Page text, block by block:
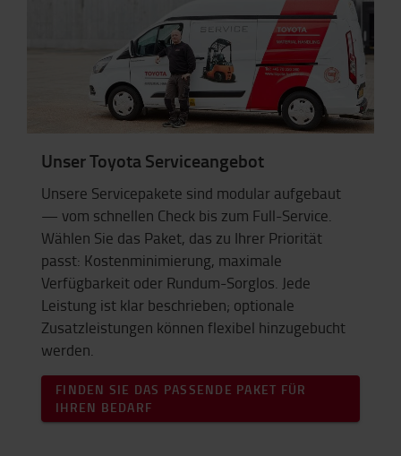
Unser Toyota Serviceangebot
Unsere Servicepakete sind modular aufgebaut
— vom schnellen Check bis zum Full-Service.
Wählen Sie das Paket, das zu Ihrer Priorität
passt: Kostenminimierung, maximale
Verfügbarkeit oder Rundum-Sorglos. Jede
Leistung ist klar beschrieben; optionale
Zusatzleistungen können flexibel hinzugebucht
werden.
FINDEN SIE DAS PASSENDE PAKET FÜR
IHREN BEDARF